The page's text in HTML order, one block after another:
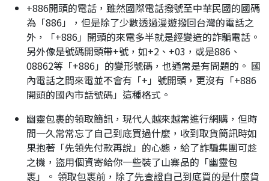
+886開頭的電話，雖然國際電話撥號至中華民國的國碼
為「886」，但是除了少數透過漫遊撥回台灣的電話之
外，「+886」開頭的來電多半就是經變造的詐騙電話。
另外像是號碼開頭帶+號，如+2、+03，或是886、
08862等「+886」的變形號碼，也通常是有問題的。 國
內電話之間來電並不會有「+」號開頭，更沒有「+886
開頭的國內市話號碼」這種格式。
幽靈包裹的領取簡訊，現代人越來越常進行網購，但時
間一久常常忘了自己到底買過什麼，收到取貨簡訊時如
果抱著「先領先付款再說」的心態，給了詐騙集團可趁
之機，盜用個資寄給你一些裝了山寨品的「幽靈包
裹」。 領取包裹前，除了先查證自己到底買的是什麼貨